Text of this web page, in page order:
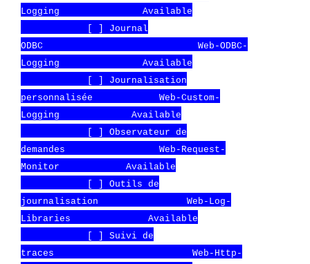
Logging Available
[ ] Journal
ODBC Web-ODBC-
Logging Available
[ ] Journalisation
personnalisée Web-Custom-
Logging Available
[ ] Observateur de
demandes Web-Request-
Monitor Available
[ ] Outils de
journalisation Web-Log-
Libraries Available
[ ] Suivi de
traces Web-Http-